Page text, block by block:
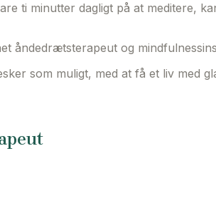
ti minutter dagligt på at meditere,
åndedrætsterapeut og
som muligt, med at få et liv med